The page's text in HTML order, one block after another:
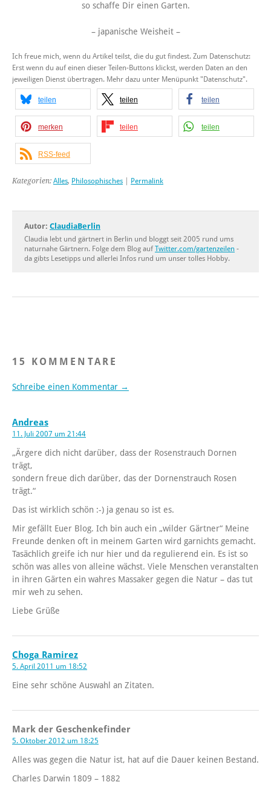
so schaffe Dir einen Garten.
– japanische Weisheit –
Ich freue mich, wenn du Artikel teilst, die du gut findest. Zum Datenschutz:
Erst wenn du auf einen dieser Teilen-Buttons klickst, werden Daten an den
jeweiligen Dienst übertragen. Mehr dazu unter Menüpunkt "Datenschutz".
teilen teilen teilen
merken teilen teilen
RSS-feed
Kategorien: Alles, Philosophisches Permalink
Autor: ClaudiaBerlin
Claudia lebt und gärtnert in Berlin und bloggt seit 2005 rund ums
naturnahe Gärtnern. Folge dem Blog aufTwitter.com/gartenzeilen -
da gibts Lesetipps und allerlei Infos rund um unser tolles Hobby.
15 KOMMENTARE
Schreibe einen Kommentar →
Andreas
11. Juli 2007 um 21:44
„Ärgere dich nicht darüber, dass der Rosenstrauch Dornen
trägt,
sondern freue dich darüber, das der Dornenstrauch Rosen
trägt.“
Das ist wirklich schön :-) ja genau so ist es.
Mir gefällt Euer Blog. Ich bin auch ein „wilder Gärtner“ Meine
Freunde denken oft in meinem Garten wird garnichts gemacht.
Tasächlich greife ich nur hier und da regulierend ein. Es ist so
schön was alles von alleine wächst. Viele Menschen veranstalten
in ihren Gärten ein wahres Massaker gegen die Natur – das tut
mir weh zu sehen.
Liebe Grüße
Choga Ramirez
5. April 2011 um 18:52
Eine sehr schöne Auswahl an Zitaten.
Mark der Geschenkefinder
5. Oktober 2012 um 18:25
Alles was gegen die Natur ist, hat auf die Dauer keinen Bestand.
Charles Darwin 1809 – 1882